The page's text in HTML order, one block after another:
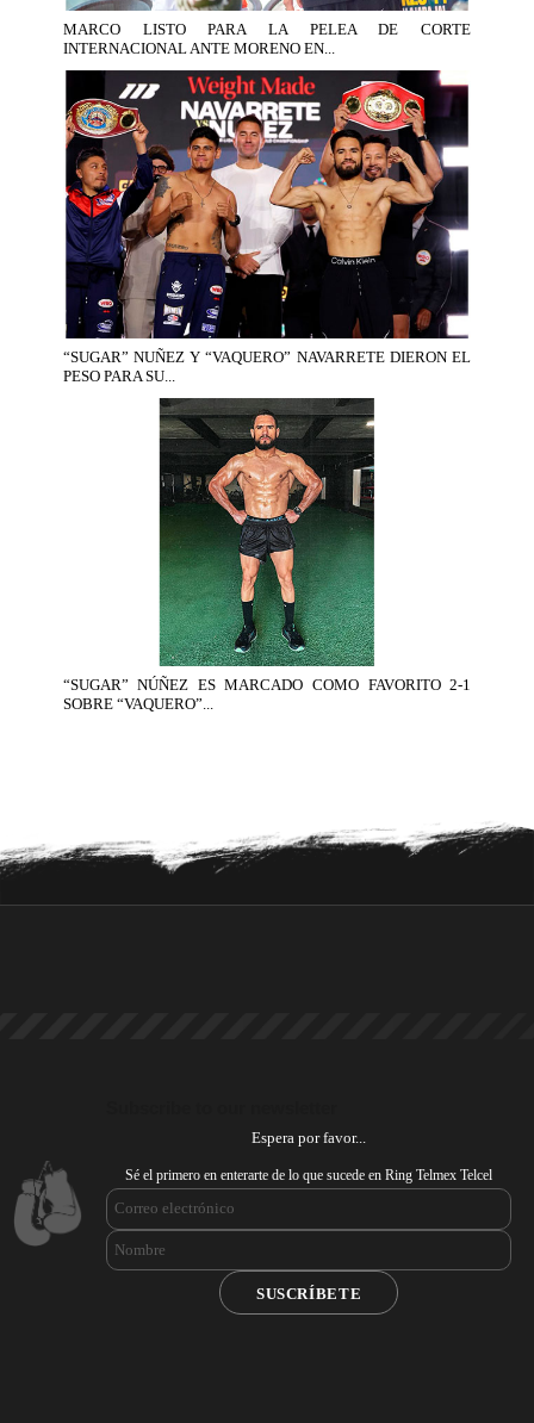
MARCO LISTO PARA LA PELEA DE CORTE
INTERNACIONAL ANTE MORENO EN...
“SUGAR” NUÑEZ Y “VAQUERO” NAVARRETE DIERON EL
PESO PARA SU...
“SUGAR” NÚÑEZ ES MARCADO COMO FAVORITO 2-1
SOBRE “VAQUERO”...
Espera por favor...
Sé el primero en enterarte de lo que sucede en Ring Telmex Telcel